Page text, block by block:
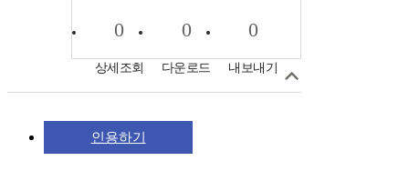
0
상세조회
0
다운로드
0
내보내기
인용하기